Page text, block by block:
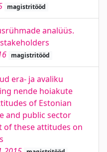
magistritööd
analüüs.
magistritööd
era- ja avaliku
nende hoiakute
of Estonian
and public sector
of these attitudes on